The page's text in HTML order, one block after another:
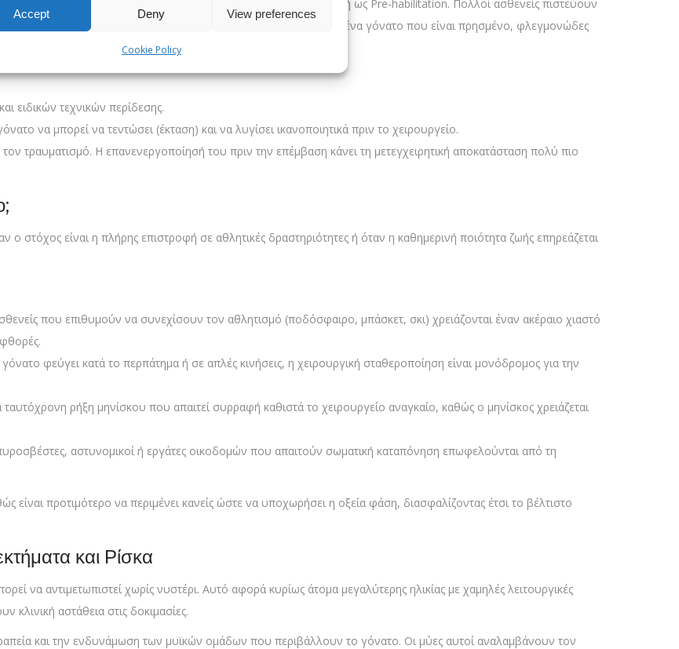
Accept Deny View preferences
Cookie Policy
τεράστια έμφαση στην περίοδο πριν από την επέμβαση, γνωστή ως Pre-habilitation. Πολλοί ασθενείς πιστεύουν
τραυματισμού. Αυτό είναι ένα συχνό λάθος. Το χειρουργείο σε ένα γόνατο που είναι πρησμένο, φλεγμονώδες
αρθροΐνωσης (μόνιμης δυσκαμψίας).
ειδικών τεχνικών περίδεσης.
να μπορεί να τεντώσει (έκταση) και να λυγίσει ικανοποιητικά πριν το χειρουργείο.
τραυματισμό. Η επανενεργοποίησή του πριν την επέμβαση κάνει τη μετεγχειρητική αποκατάσταση πολύ πιο
στόχος είναι η πλήρης επιστροφή σε αθλητικές δραστηριότητες ή όταν η καθημερινή ποιότητα ζωής επηρεάζεται
που επιθυμούν να συνεχίσουν τον αθλητισμό (ποδόσφαιρο, μπάσκετ, σκι) χρειάζονται έναν ακέραιο χιαστό
φεύγει κατά το περπάτημα ή σε απλές κινήσεις, η χειρουργική σταθεροποίηση είναι μονόδρομος για την
ρήξη μηνίσκου που απαιτεί συρραφή καθιστά το χειρουργείο αναγκαίο, καθώς ο μηνίσκος χρειάζεται
αστυνομικοί ή εργάτες οικοδομών που απαιτούν σωματική καταπόνηση επωφελούνται από τη
είναι προτιμότερο να περιμένει κανείς ώστε να υποχωρήσει η οξεία φάση, διασφαλίζοντας έτσι το βέλτιστο
και Ρίσκα
να αντιμετωπιστεί χωρίς νυστέρι. Αυτό αφορά κυρίως άτομα μεγαλύτερης ηλικίας με χαμηλές λειτουργικές
κλινική αστάθεια στις δοκιμασίες.
και την ενδυνάμωση των μυϊκών ομάδων που περιβάλλουν το γόνατο. Οι μύες αυτοί αναλαμβάνουν τον